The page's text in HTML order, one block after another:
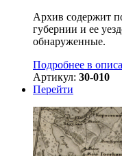
Архив содержит
губернии и ее
обнаруженные.
Подробнее в
Артикул: 30-010
Перейти